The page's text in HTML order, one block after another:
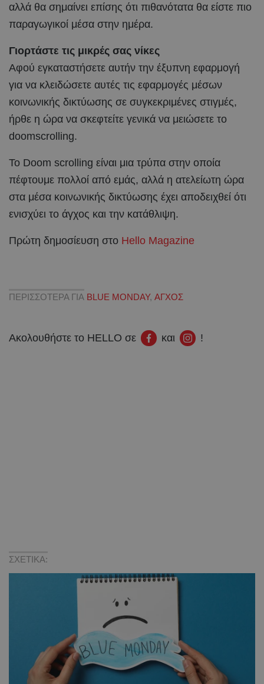
αλλά θα σημαίνει επίσης ότι πιθανότατα θα είστε πιο
παραγωγικοί μέσα στην ημέρα.
Γιορτάστε τις μικρές σας νίκες
Αφού εγκαταστήσετε αυτήν την έξυπνη εφαρμογή
για να κλειδώσετε αυτές τις εφαρμογές μέσων
κοινωνικής δικτύωσης σε συγκεκριμένες στιγμές,
ήρθε η ώρα να σκεφτείτε γενικά να μειώσετε το
doomscrolling.
Το Doom scrolling είναι μια τρύπα στην οποία
πέφτουμε πολλοί από εμάς, αλλά η ατελείωτη ώρα
στα μέσα κοινωνικής δικτύωσης έχει αποδειχθεί ότι
ενισχύει το άγχος και την κατάθλιψη.
Πρώτη δημοσίευση στο Hello Magazine
ΠΕΡΙΣΣΟΤΕΡΑ ΓΙΑ BLUE MONDAY, ΑΓΧΟΣ
Ακολουθήστε το HELLO σε και !
ΣΧΕΤΙΚΑ: